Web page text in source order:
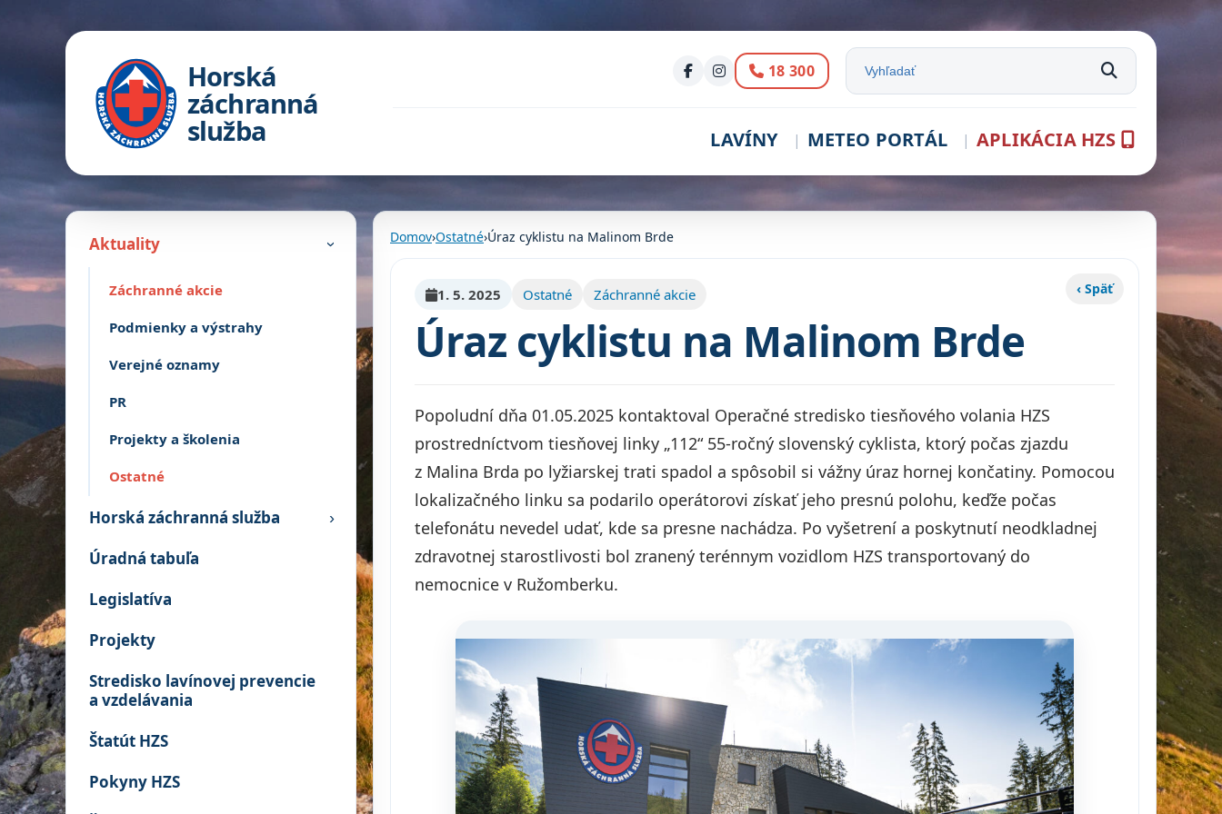
Horská
záchranná
služba
Volanie:
18 300 Vyhľadať na stránke
LAVÍNY METEO PORTÁL APLIKÁCIA HZS
Aktuality ›
Záchranné akcie
Podmienky a výstrahy
Verejné oznamy
PR
Projekty a školenia
Ostatné
Horská záchranná služba ›
Úradná tabuľa
Legislatíva
Projekty
Stredisko lavínovej prevencie
a vzdelávania
Štatút HZS
Pokyny HZS
Domov›Ostatné›Úraz cyklistu na Malinom Brde
‹ Späť
1. 5. 2025 Ostatné Záchranné akcie
Úraz cyklistu na Malinom Brde
Popoludní dňa 01.05.2025 kontaktoval Operačné stredisko tiesňového volania HZS
prostredníctvom tiesňovej linky „112“ 55-ročný slovenský cyklista, ktorý počas zjazdu
z Malina Brda po lyžiarskej trati spadol a spôsobil si vážny úraz hornej končatiny. Pomocou
lokalizačného linku sa podarilo operátorovi získať jeho presnú polohu, keďže počas
telefonátu nevedel udať, kde sa presne nachádza. Po vyšetrení a poskytnutí neodkladnej
zdravotnej starostlivosti bol zranený terénnym vozidlom HZS transportovaný do
nemocnice v Ružomberku.